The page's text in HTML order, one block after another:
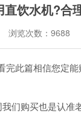
饮水机?合
浏览次数： 9688
此篇相信您定能
们购买也是认准